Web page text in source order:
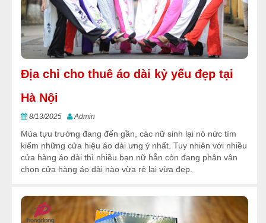
Địa chỉ cho thuê áo dài kỷ yếu đẹp tại
Hà Nội
8/13/2025 Admin
Mùa tựu trường đang đến gần, các nữ sinh lại nô nức tìm
kiếm những cửa hiệu áo dài ưng ý nhất. Tuy nhiên với nhiều
cửa hàng áo dài thì nhiều bạn nữ hẳn còn đang phân vân
chọn cửa hàng áo dài nào vừa rẻ lại vừa đẹp.